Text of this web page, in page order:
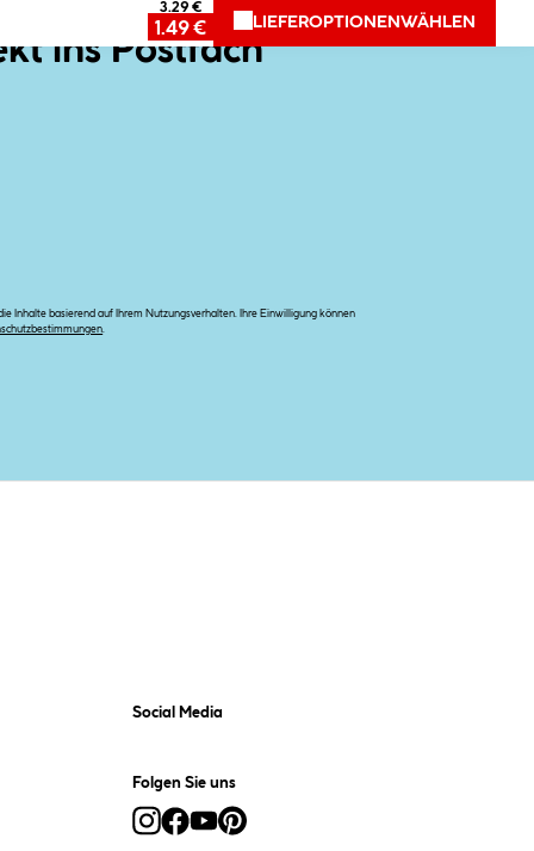
3.29 €
1.49 € LIEFEROPTIONEN WÄHLEN
ins Postfach
Inhalte basierend auf Ihrem Nutzungsverhalten. Ihre Einwilligung können
Social Media
Folgen Sie uns